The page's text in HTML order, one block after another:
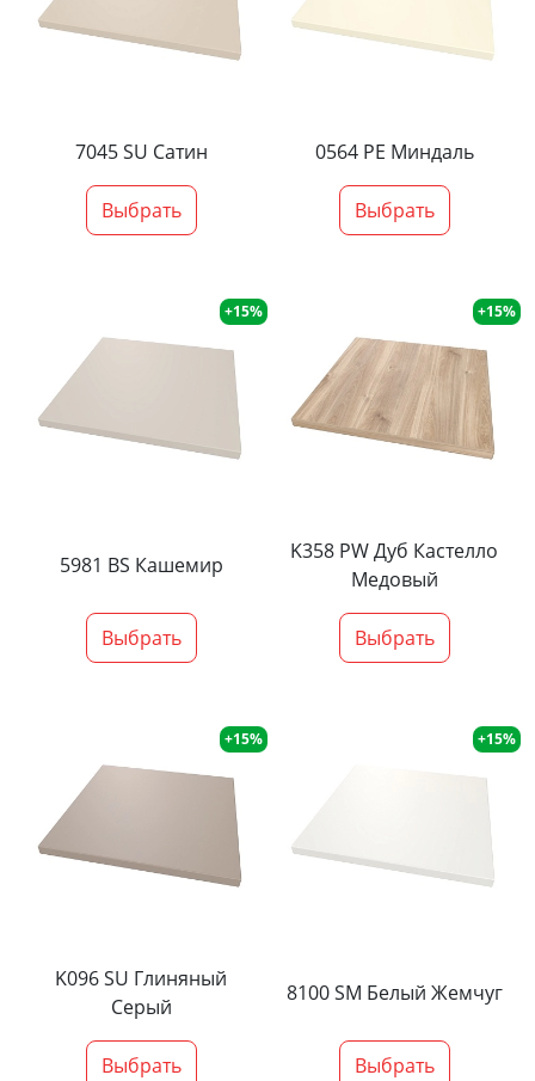
7045 SU Сатин
Выбрать
0564 PE Миндаль
Выбрать
+15%
5981 BS Кашемир
Выбрать
+15%
K358 PW Дуб Кастелло
Медовый
Выбрать
+15%
K096 SU Глиняный
Серый
Выбрать
+15%
8100 SM Белый Жемчуг
Выбрать